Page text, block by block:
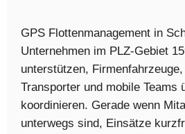
GPS Flottenmanagement in
Unternehmen im PLZ-Gebiet
unterstützen,
Transporter und mobile Teams
koordinieren. Gerade wenn
unterwegs sind, Einsätze